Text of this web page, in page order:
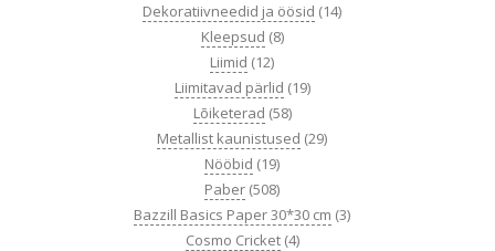
Dekoratiivneedid ja öösid (14)
Kleepsud (8)
Liimid (12)
Liimitavad pärlid (19)
Lõiketerad (58)
Metallist kaunistused (29)
Nööbid (19)
Paber (508)
Bazzill Basics Paper 30*30 cm (3)
Cosmo Cricket (4)